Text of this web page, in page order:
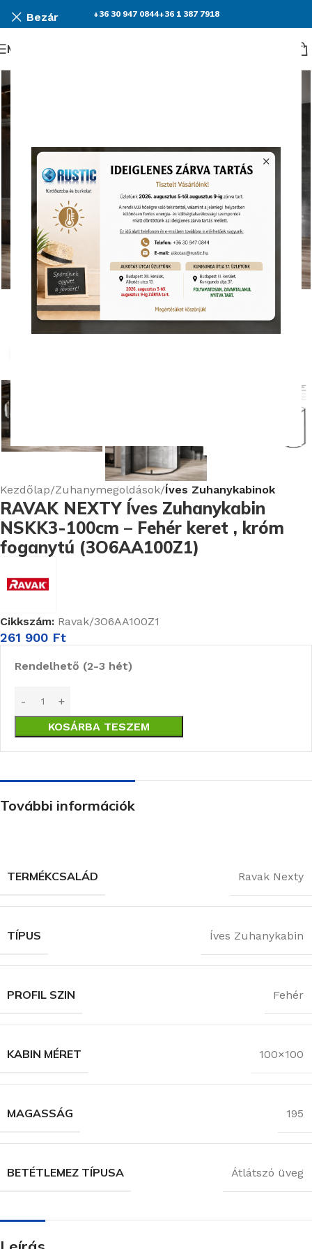
Bezár +36 30 947 0844+36 1 387 7918
Menü
Kezdőlap Zuhanymegoldások Íves Zuhanykabinok
RAVAK NEXTY Íves Zuhanykabin
NSKK3-100cm – Fehér keret , króm
foganytú (3O6AA100Z1)
Cikkszám: Ravak/3O6AA100Z1
261 900 Ft
Rendelhető (2-3 hét)
KOSÁRBA TESZEM
További információk
TERMÉKCSALÁD Ravak Nexty
TÍPUS Íves Zuhanykabin
PROFIL SZIN Fehér
KABIN MÉRET 100×100
MAGASSÁG 195
BETÉTLEMEZ TÍPUSA Átlátszó üveg